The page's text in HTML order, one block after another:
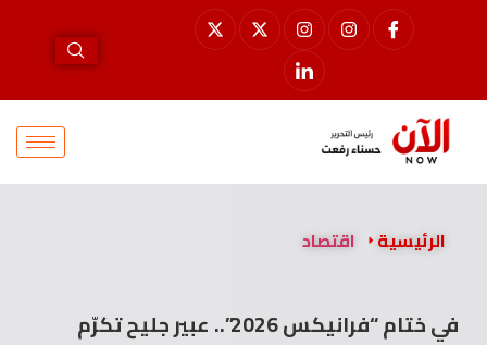
الرئيسية اقتصاد
في ختام “فرانيكس 2026”.. عبير جليح تكرّم